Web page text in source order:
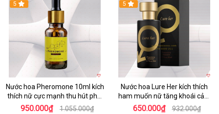
5
Nước hoa Pheromone 10ml kích
thích nữ cực mạnh thu hút phái
đẹp
950.000₫ 1.055.000₫
5
Nước hoa Lure Her kích thích
ham muốn nữ tăng khoái cảm
không mùi
650.000₫ 932.000₫